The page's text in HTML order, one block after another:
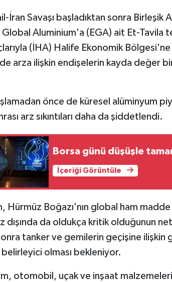
İran Savaşı başladıktan sonra Birleşik
Global Aluminium'a (EGA) ait Et-Tavila
(İHA) Halife Ekonomik
arza ilişkin endişelerin kayda değer
önce de küresel alüminyum
arz sıkıntıları daha da şiddetlendi.
Borsa günü düşüşle
İçeriği Görüntüle
Hürmüz Boğazı'nın global ham
dışında da oldukça kritik olduğunun
tanker ve gemilerin geçişine ilişkin
olması bekleniyor.
otomobil, uçak ve inşaat malzemeleri